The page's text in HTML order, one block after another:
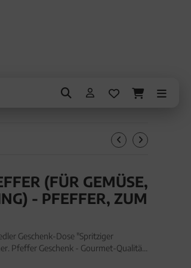
(FÜR GEMÜSE,
- PFEFFER, ZUM
Geschenk-Dose "Spritziger
Pfeffer Geschenk - Gourmet-Qualität